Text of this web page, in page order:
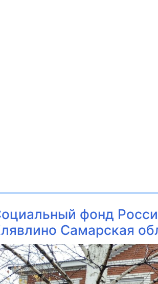
фонд
Самарская